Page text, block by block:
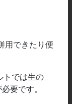
用できたり便
トでは生の
要です。